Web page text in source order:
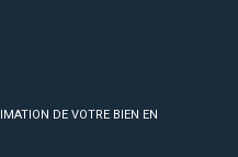
DE VOTRE BIEN EN